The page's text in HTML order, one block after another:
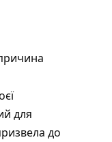
для
до